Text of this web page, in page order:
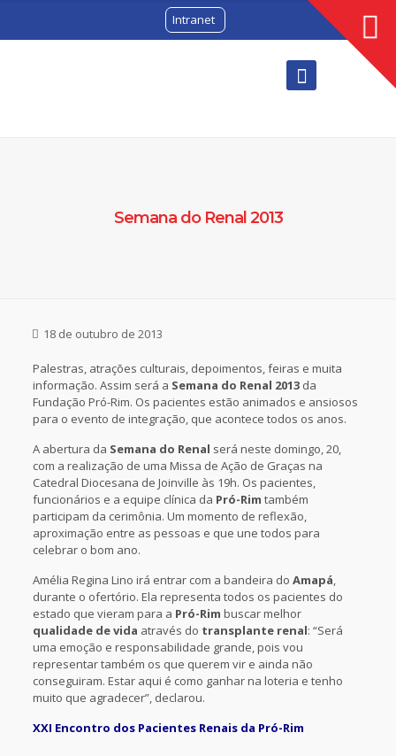
Intranet
Semana do Renal 2013
18 de outubro de 2013
Palestras, atrações culturais, depoimentos, feiras e muita
informação. Assim será a Semana do Renal 2013da
Fundação Pró-Rim. Os pacientes estão animados e ansiosos
para o evento de integração, que acontece todos os anos.
A abertura da Semana do Renal será neste domingo, 20,
com a realização de uma Missa de Ação de Graças na
Catedral Diocesana de Joinville às 19h. Os pacientes,
funcionários e a equipe clínica da Pró-Rim também
participam da cerimônia. Um momento de reflexão,
aproximação entre as pessoas e que une todos para
celebrar o bom ano.
Amélia Regina Lino irá entrar com a bandeira do Amapá,
durante o ofertório. Ela representa todos os pacientes do
estado que vieram para a Pró-Rim buscar melhor
qualidade de vida através do transplante renal: “Será
uma emoção e responsabilidade grande, pois vou
representar também os que querem vir e ainda não
conseguiram. Estar aqui é como ganhar na loteria e tenho
muito que agradecer”, declarou.
XXI Encontro dos Pacientes Renais da Pró-Rim